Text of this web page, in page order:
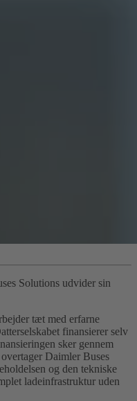
Solutions udvider sin
tæt med erfarne
finansierer selv
sker gennem
Daimler Buses
og den tekniske
ladeinfrastruktur uden